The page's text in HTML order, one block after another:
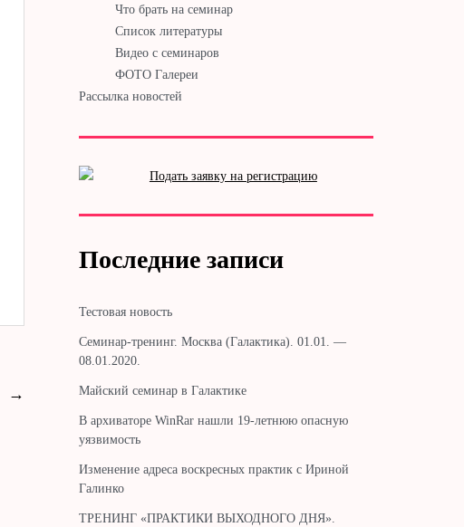
→
Что брать на семинар
Список литературы
Видео с семинаров
ФОТО Галереи
Рассылка новостей
Последние записи
Тестовая новость
Cеминар-тренинг. Москва (Галактика). 01.01. —
08.01.2020.
Майский семинар в Галактике
В архиваторе WinRar нашли 19-летнюю опасную
уязвимость
Изменение адреса воскресных практик с Ириной
Галинко
ТРЕНИНГ «ПРАКТИКИ ВЫХОДНОГО ДНЯ».